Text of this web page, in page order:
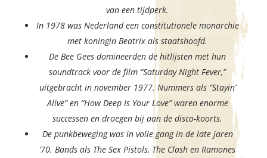
van een tijdperk.
In 1978 was Nederland een constitutionele monarchie
met koningin Beatrix als staatshoofd.
De Bee Gees domineerden de hitlijsten met hun
soundtrack voor de film “Saturday Night Fever,”
uitgebracht in november 1977. Nummers als “Stayin’
Alive” en “How Deep Is Your Love” waren enorme
successen en droegen bij aan de disco-koorts.
De punkbeweging was in volle gang in de late jaren
’70. Bands als The Sex Pistols, The Clash en Ramones